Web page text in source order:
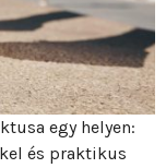
egy helyen:
és praktikus